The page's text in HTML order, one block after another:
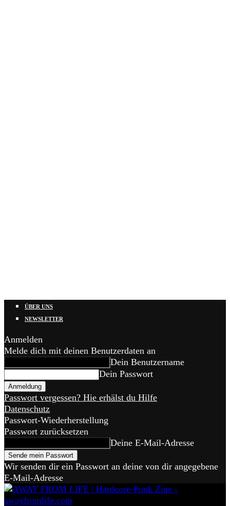
ÜBER UNS
NEWSLETTER
Anmelden
Melde dich mit deinen Benutzerdaten an
Dein Benutzername
Dein Passwort
Passwort vergessen? Hie erhälst du Hilfe
Datenschutz
Passwort-Wiederherstellung
Passwort zurücksetzen
Deine E-Mail-Adresse
Wir senden dir ein Passwort an deine von dir angegebene
E-Mail-Adresse